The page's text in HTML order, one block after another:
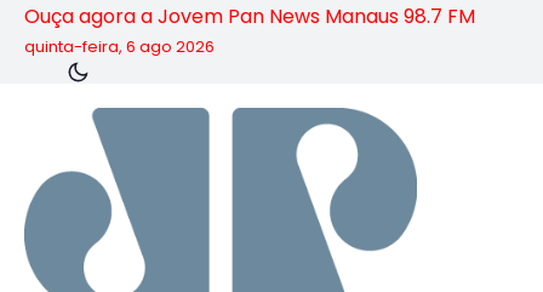
Ouça agora a Jovem Pan News Manaus 98.7 FM
quinta-feira, 6 ago 2026